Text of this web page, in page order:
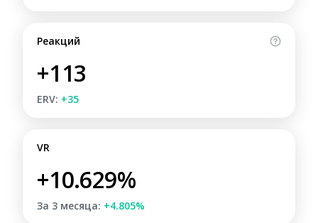
Реакций
+113
ERV: +35
VR
+10.629%
За 3 месяца: +4.805%